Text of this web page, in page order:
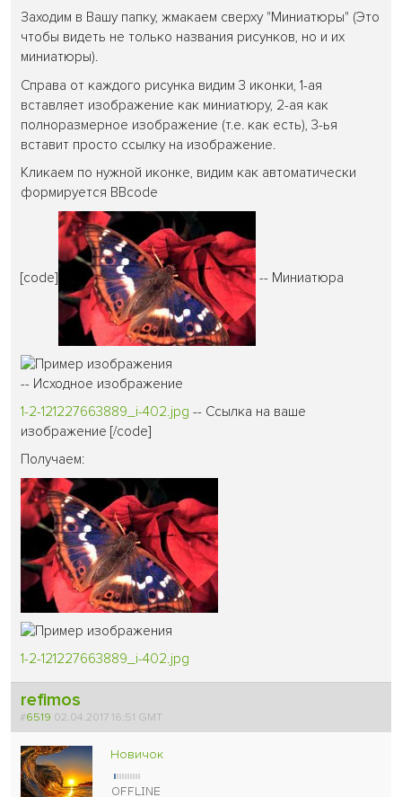
Заходим в Вашу папку, жмакаем сверху "Миниатюры" (Это
чтобы видеть не только названия рисунков, но и их
миниатюры).
Справа от каждого рисунка видим 3 иконки, 1-ая
вставляет изображение как миниатюру, 2-ая как
полноразмерное изображение (т.е. как есть), 3-ья
вставит просто ссылку на изображение.
Кликаем по нужной иконке, видим как автоматически
формируется BBcode
[code] -- Миниатюра
-- Исходное изображение
1-2-121227663889_i-402.jpg -- Ссылка на ваше
изображение [/code]
Получаем:
1-2-121227663889_i-402.jpg
refimos
#6519 02.04.2017 16:51 GMT
Новичок